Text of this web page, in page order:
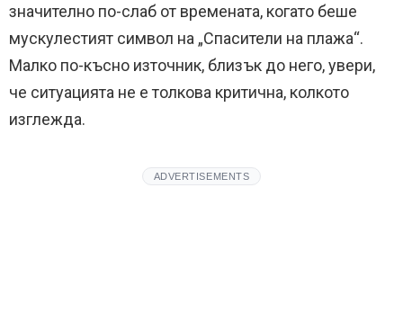
значително по-слаб от времената, когато беше
мускулестият символ на „Спасители на плажа“.
Малко по-късно източник, близък до него, увери,
че ситуацията не е толкова критична, колкото
изглежда.
ADVERTISEMENTS